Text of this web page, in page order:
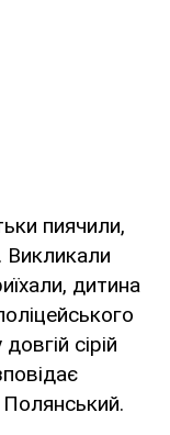
пиячили,
Викликали
дитина
сірій